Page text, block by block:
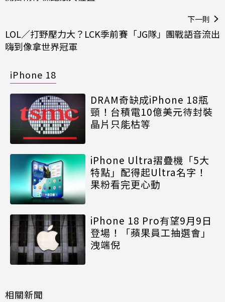
下一則
LOL／打野壓力大？LCK季前賽「JG隊」團戰語音流出
嗨到像拿世界冠軍
iPhone 18
DRAM奇缺成iPhone 18瓶
頸！台積電10億美元待封裝
晶片只能枯等
iPhone Ultra摺疊機「5大
特點」配得起Ultra名字！
果粉看完更心動
iPhone 18 Pro有望9月9日
登場！「蘋果員工抽選會」
洩端倪
相關新聞